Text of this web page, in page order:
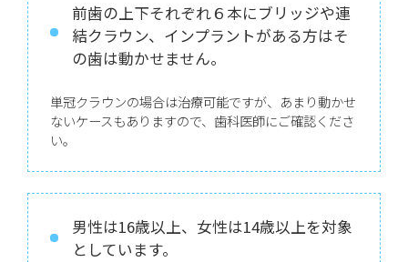
前歯の上下それぞれ６本にブリッジや連
結クラウン、インプラントがある方はそ
の歯は動かせません。
単冠クラウンの場合は治療可能ですが、あまり動かせ
ないケースもありますので、歯科医師にご確認くださ
い。
男性は16歳以上、女性は14歳以上を対象
としています。